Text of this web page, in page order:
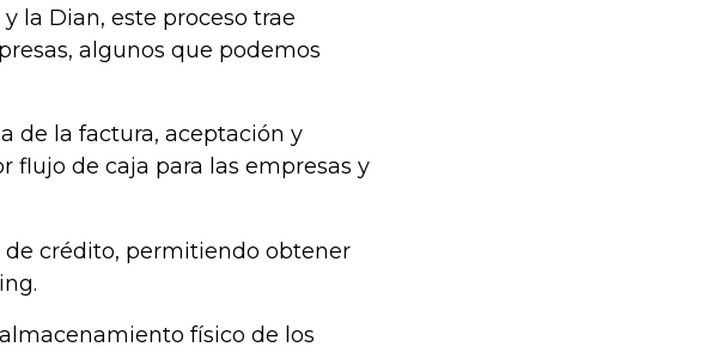
la Dian, este proceso trae
algunos que podemos
de la factura, aceptación y
flujo de caja para las empresas y
crédito, permitiendo obtener
físico de los